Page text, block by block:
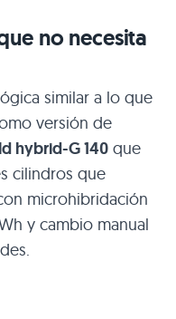
no necesita
similar a lo que
versión de
hybrid-G 140 que
cilindros que
microhibridación
y cambio manual